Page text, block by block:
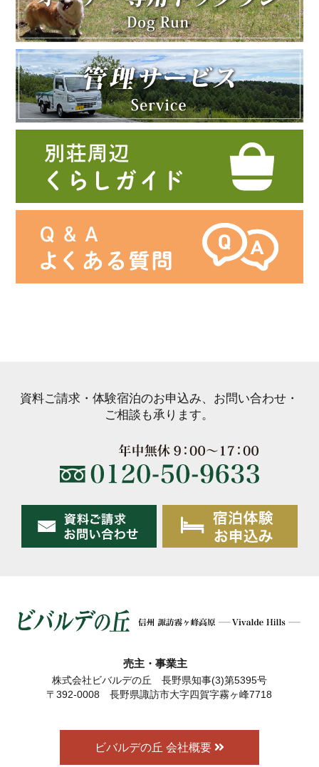
資料ご請求・体験宿泊のお申込み、お問い合わせ・
ご相談も承ります。
売主・事業主
株式会社ビバルデの丘 長野県知事(3)第5395号
〒392-0008 長野県諏訪市大字四賀字霧ヶ峰7718
ビバルデの丘 会社概要